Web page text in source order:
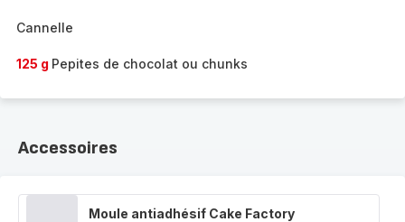
Cannelle
125 g Pepites de chocolat ou chunks
Accessoires
Moule antiadhésif Cake Factory